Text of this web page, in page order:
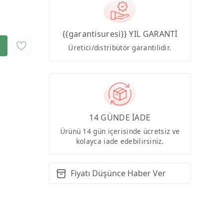
{{garantisuresi}} YIL GARANTİ
Üretici/distribütör garantilidir.
14 GÜNDE İADE
Ürünü 14 gün içerisinde ücretsiz ve
kolayca iade edebilirsiniz.
Fiyatı Düşünce Haber Ver